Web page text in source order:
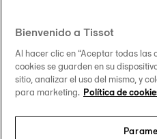
Nuestro compromiso
Bienvenido a Tissot
Al hacer clic en “Aceptar todas las
cookies se guarden en su
sitio, analizar el uso del mismo, y
para marketing. Política de